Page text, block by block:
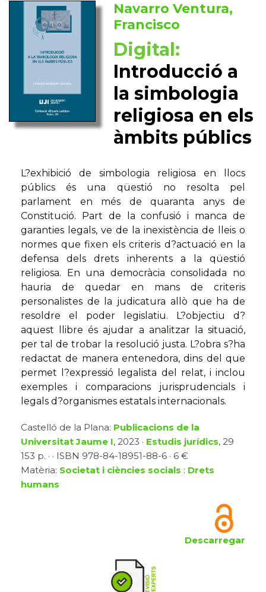
Navarro Ventura,
Francisco
Digital:
Introducció a
la simbologia
religiosa en els
àmbits públics
L?exhibició de simbologia religiosa en llocs
públics és una qüestió no resolta pel
parlament en més de quaranta anys de
Constitució. Part de la confusió i manca de
garanties legals, ve de la inexistència de lleis o
normes que fixen els criteris d?actuació en la
defensa dels drets inherents a la qüestió
religiosa. En una democràcia consolidada no
hauria de quedar en mans de criteris
personalistes de la judicatura allò que ha de
resoldre el poder legislatiu. L?objectiu d?
aquest llibre és ajudar a analitzar la situació,
per tal de trobar la resolució justa. L?obra s?ha
redactat de manera entenedora, dins del que
permet l?expressió legalista del relat, i inclou
exemples i comparacions jurisprudencials i
legals d?organismes estatals internacionals.
Castelló de la Plana: Publicacions de la
Universitat Jaume I, 2023 · Estudis jurídics, 29
153 p. · · ISBN 978-84-18951-88-6 · 6 €
Matèria: Societat i ciències socials : Drets
humans
Descarregar